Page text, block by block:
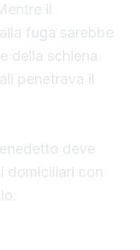
il
fuga sarebbe
della schiena
penetrava il
deve
domiciliari con